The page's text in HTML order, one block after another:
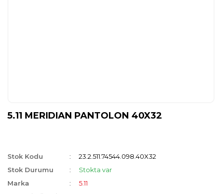
5.11 MERIDIAN PANTOLON 40X32
Stok Kodu
23.2.511.74544.098.40X32
Stok Durumu
Stokta var
Marka
5.11